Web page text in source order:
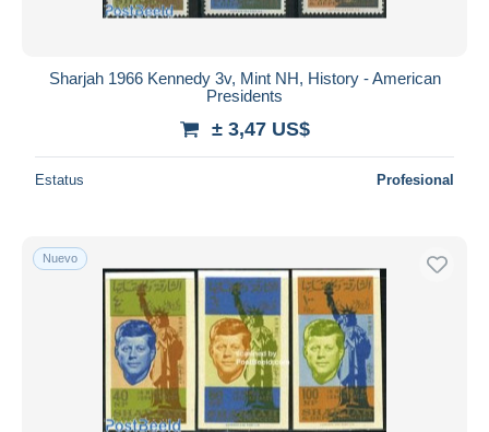
Sharjah 1966 Kennedy 3v, Mint NH, History - American
Presidents
± 3,47 US$
Estatus Profesional
Nuevo